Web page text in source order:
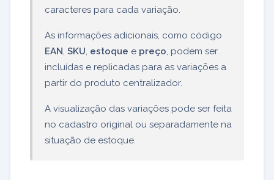
caracteres para cada variação.
As informações adicionais, como código
EAN, SKU, estoque e preço, podem ser
incluídas e replicadas para as variações a
partir do produto centralizador.
A visualização das variações pode ser feita
no cadastro original ou separadamente na
situação de estoque.